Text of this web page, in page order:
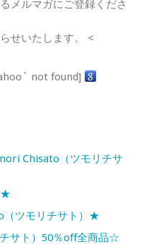
メルマガにご登録くださ
せいたします。 <
not found]
Chisato（ツモリチサ
★
ツモリチサト）★
サト）50％off全商品☆